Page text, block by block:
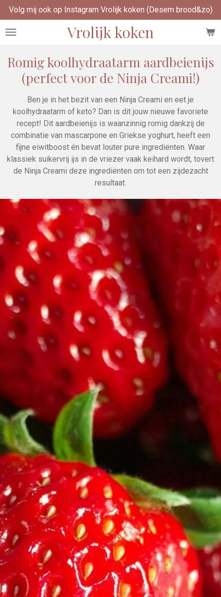
Ga
direct
naar
hoofdinhoud
Vrolijk koken
Volg mij ook op Instagram Vrolijk koken (Desem brood&zo)
Romig koolhydraatarm aardbeienijs
(perfect voor de Ninja Creami!)
Ben je in het bezit van een Ninja Creami en eet je
koolhydraatarm of keto? Dan is dit jouw nieuwe favoriete
recept! Dit aardbeienijs is waanzinnig romig dankzij de
combinatie van mascarpone en Griekse yoghurt, heeft een
fijne eiwitboost én bevat louter pure ingrediënten. Waar
klassiek suikervrij ijs in de vriezer vaak keihard wordt, tovert
de Ninja Creami deze ingrediënten om tot een zijdezacht
resultaat.